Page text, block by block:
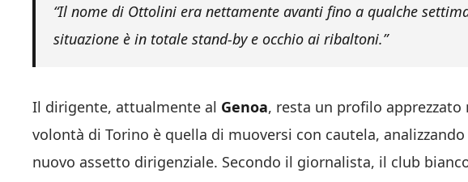
“Il nome di Ottolini era nettamente avanti fino a qualche
situazione è in totale stand-by e occhio ai ribaltoni.”
Il dirigente, attualmente al Genoa, resta un profilo
volontà di Torino è quella di muoversi con cautela,
nuovo assetto dirigenziale. Secondo il giornalista, il club